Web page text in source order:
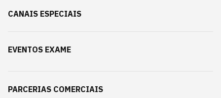
CANAIS ESPECIAIS
EVENTOS EXAME
PARCERIAS COMERCIAIS